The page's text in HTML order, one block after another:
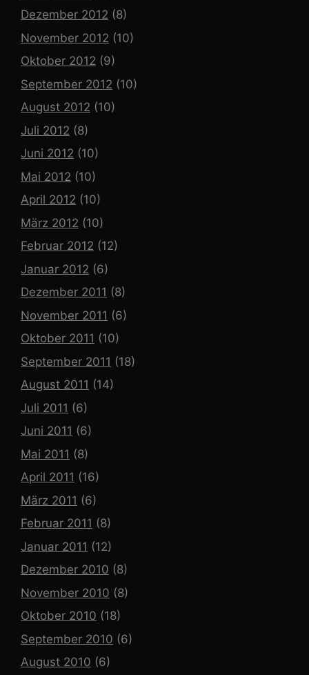
Dezember 2012 (8)
November 2012 (10)
Oktober 2012 (9)
September 2012 (10)
August 2012 (10)
Juli 2012 (8)
Juni 2012 (10)
Mai 2012 (10)
April 2012 (10)
März 2012 (10)
Februar 2012 (12)
Januar 2012 (6)
Dezember 2011 (8)
November 2011 (6)
Oktober 2011 (10)
September 2011 (18)
August 2011 (14)
Juli 2011 (6)
Juni 2011 (6)
Mai 2011 (8)
April 2011 (16)
März 2011 (6)
Februar 2011 (8)
Januar 2011 (12)
Dezember 2010 (8)
November 2010 (8)
Oktober 2010 (18)
September 2010 (6)
August 2010 (6)